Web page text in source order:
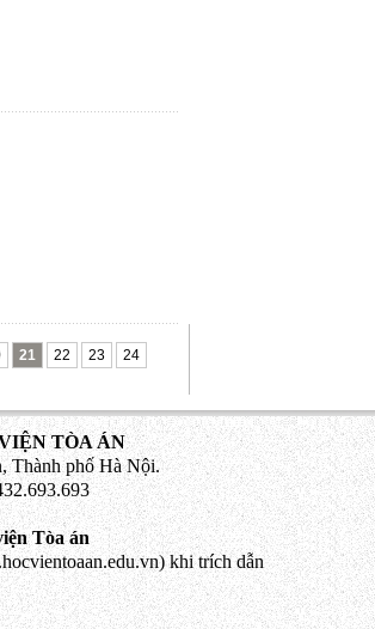
21 22 23
24
TÒA ÁN
Thành phố Hà Nội.
Tòa án
khi trích dẫn